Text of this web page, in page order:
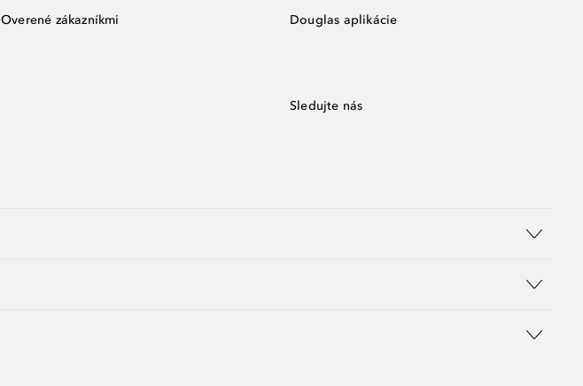
Overené zákazníkmi Douglas aplikácie
Sledujte nás